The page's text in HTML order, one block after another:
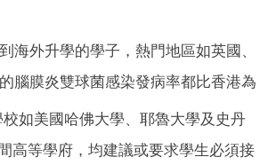
海外升學的學子，熱門地區如英國、
腦膜炎雙球菌感染發病率都比香港為
校如美國哈佛大學、耶魯大學及史丹
高等學府，均建議或要求學生必須接